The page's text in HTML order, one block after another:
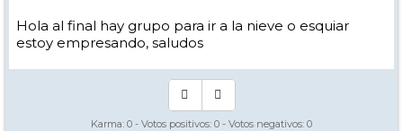
Hola al final hay grupo para ir a la nieve o esquiar
estoy empresando, saludos
Karma: 0 - Votos positivos: 0 - Votos negativos: 0